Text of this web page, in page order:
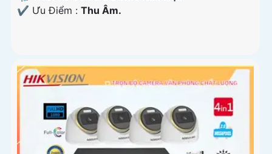
️✔️ Ưu Điểm : Thu Âm.